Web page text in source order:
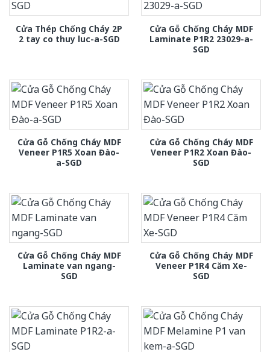
Cửa Thép Chống Cháy 2P
2 tay co thuy luc-a-SGD
Cửa Gỗ Chống Cháy MDF
Laminate P1R2 23029-a-
SGD
Cửa Gỗ Chống Cháy MDF
Veneer P1R5 Xoan Đào-
a-SGD
Cửa Gỗ Chống Cháy MDF
Veneer P1R2 Xoan Đào-
SGD
Cửa Gỗ Chống Cháy MDF
Laminate van ngang-
SGD
Cửa Gỗ Chống Cháy MDF
Veneer P1R4 Căm Xe-
SGD